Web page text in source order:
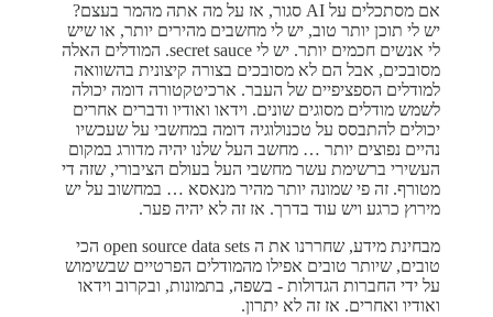
אם מסתכלים על AI סגור, אז על מה אתה מהמר בעצם?
יש לי תוכן יותר טוב, יש לי מחשבים מהירים יותר, או שיש
לי אנשים חכמים יותר. יש לי secret sauce. המודלים האלה
מסובכים, אבל הם לא מסובכים בצורה קיצונית בהשוואה
למודלים הספציפיים של העבר. ארכיטקטורה דומה יכולה
לשמש מודלים מסוגים שונים. וידאו ואודיו ודברים אחרים
יכולים להתבסס על טכנולוגיה דומה במחשבי על שעכשיו
נהיים נפוצים יותר … מחשב העל שלנו יהיה מדורג במקום
העשירי ברשימת עשר מחשבי העל בעולם הציבורי, שזה די
מטורף. זה פי שמונה יותר מהיר מנאסא … במחשוב על יש
מירוץ כרגע ויש עוד בדרך. אז זה לא יהיה פער.
מבחינת מידע, שחררנו את ה open source data sets הכי
טובים, שיותר טובים אפילו מהמודלים הפרטיים שבשימוש
על ידי החברות הגדולות - בשפה, בתמונות, ובקרוב וידאו
ואודיו ואחרים. אז זה לא יתרון.